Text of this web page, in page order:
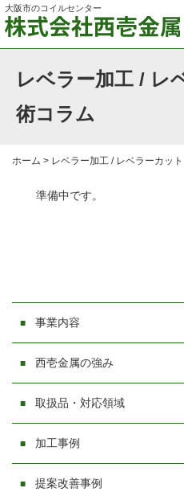
大阪市のコイルセンター
レベラー加工 / レ
術コラム
ホーム > レベラー加工 / レベラーカット
準備中です。
事業内容
西壱金属の強み
取扱品・対応領域
加工事例
提案改善事例